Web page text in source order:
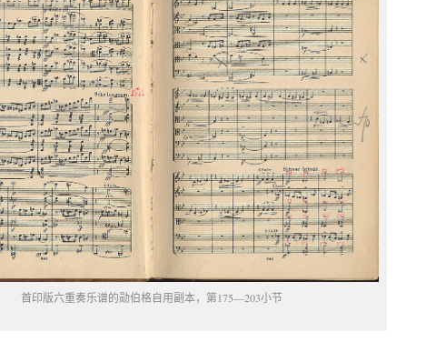
首印版六重奏乐谱的勋伯格自用副本，第175—203小节